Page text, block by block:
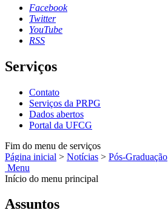
Facebook
Twitter
YouTube
RSS
Serviços
Contato
Serviços da PRPG
Dados abertos
Portal da UFCG
Fim do menu de serviços
Página inicial > Notícias > Pós-Graduação
Menu
Início do menu principal
Assuntos